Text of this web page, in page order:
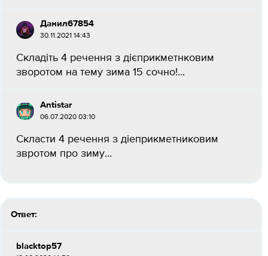
Данил67854
30.11.2021 14:43
Складіть 4 речення з дієприкметнковим
зворотом на тему зима 15 сочно!...
Antistar
06.07.2020 03:10
Скласти 4 речення з діеприкметниковим
звротом про зиму...
Ответ:
blacktop57